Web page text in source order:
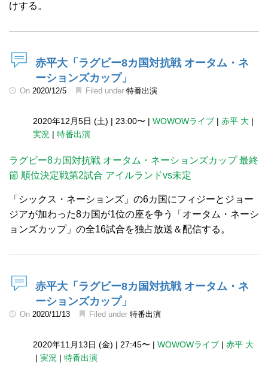
けする。
赤平大「ラグビー8カ国対抗戦 オータム・ネ
ーションズカップ」
On 2020/12/5 Filed under 特番出演
2020年12月5日 (土) | 23:00〜 | WOWOWライブ | 赤平 大 |
実況 | 特番出演
ラグビー8カ国対抗戦 オータム・ネーションズカップ 最終
節 順位決定戦第2試合 アイルランドvs未定
「シックス・ネーションズ」の6カ国にフィジーとジョー
ジアが加わった8カ国が1位の座を争う「オータム・ネーシ
ョンズカップ」の全16試合を独占放送＆配信する。
赤平大「ラグビー8カ国対抗戦 オータム・ネ
ーションズカップ」
On 2020/11/13 Filed under 特番出演
2020年11月13日 (金) | 27:45〜 | WOWOWライブ | 赤平 大
| 実況 | 特番出演